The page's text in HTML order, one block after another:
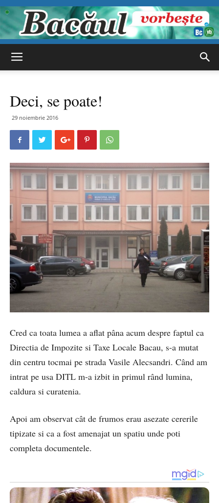
Deci, se poate!
29 noiembrie 2016
Cred ca toata lumea a aflat pâna acum despre faptul ca
Directia de Impozite si Taxe Locale Bacau, s-a mutat
din centru tocmai pe strada Vasile Alecsandri. Când am
intrat pe usa DITL m-a izbit in primul rând lumina,
caldura si curatenia.
Apoi am observat cât de frumos erau asezate cererile
tipizate si ca a fost amenajat un spatiu unde poti
completa documentele.